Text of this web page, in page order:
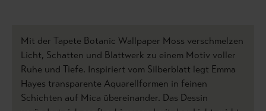
Mit der Tapete Botanic Wallpaper Moss verschmelzen
Licht, Schatten und Blattwerk zu einem Motiv voller
Ruhe und Tiefe. Inspiriert vom Silberblatt legt Emma
Hayes transparente Aquarellformen in feinen
Schichten auf Mica übereinander. Das Dessin